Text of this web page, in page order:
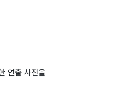
연출 사진을